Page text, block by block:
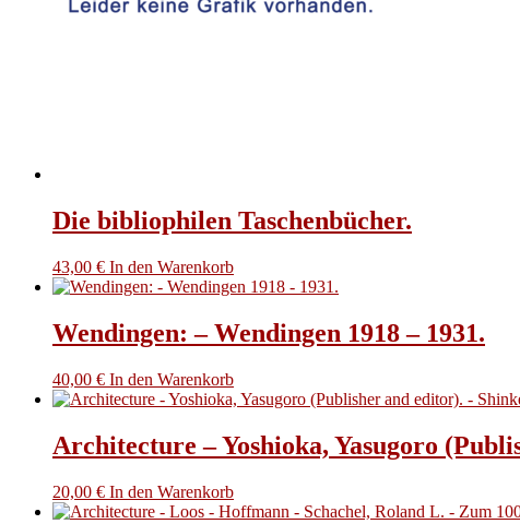
Die bibliophilen Taschenbücher.
43,00 € In den Warenkorb
Wendingen: – Wendingen 1918 – 1931.
40,00 € In den Warenkorb
Architecture – Yoshioka, Yasugoro
20,00 € In den Warenkorb